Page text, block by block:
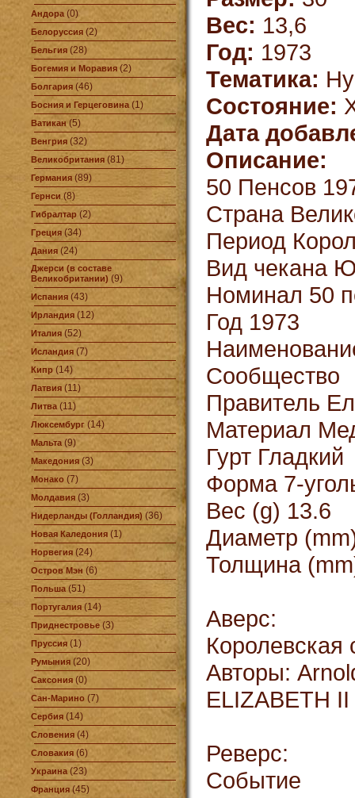
Андора (0)
Белоруссия (2)
Бельгия (28)
Богемия и Моравия (2)
Болгария (46)
Босния и Герцеговина (1)
Ватикан(5)
Венгрия (32)
Великобритания (81)
Германия (89)
Гернси(8)
Гибралтар (2)
Греция (34)
Дания (24)
Джерси (в составе
Великобритании) (9)
Испания (43)
Ирландия (12)
Италия (52)
Исландия (7)
Кипр (14)
Латвия (11)
Литва(11)
Люксембург (14)
Мальта (9)
Македония (3)
Монако (7)
Молдавия (3)
Нидерланды (Голландия) (36)
Новая Каледония (1)
Норвегия (24)
Остров Мэн (6)
Польша(51)
Португалия (14)
Приднестровье (3)
Пруссия (1)
Румыния (20)
Саксония (0)
Сан-Марино (7)
Сербия (14)
Словения (4)
Словакия (6)
Украина(23)
Франция (45)
Вес: 13,6
Год: 1973
Тематика:
Состояние:
Дата
Описание:
50 Пенсов
Страна
Период
Вид чекана
Номинал 50
Год 1973
Сообщество
Правитель
Материал
Гурт Гладкий
Форма 7-
Вес (g) 13.6
Диаметр
Толщина
Аверс:
Авторы:
ELIZABETH
Реверс:
Событие